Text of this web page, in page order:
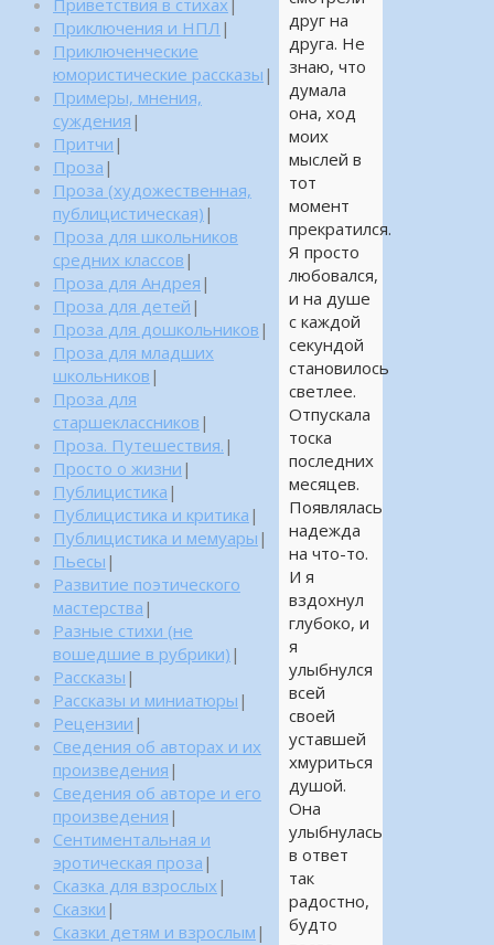
друг на
друга. Не
знаю, что
думала
она, ход
моих
мыслей в
тот
момент
прекратился.
Я просто
любовался,
и на душе
с каждой
секундой
становилось
светлее.
Отпускала
тоска
последних
месяцев.
Появлялась
надежда
на что-то.
И я
вздохнул
глубоко, и
я
улыбнулся
всей
своей
уставшей
хмуриться
душой.
Она
улыбнулась
в ответ
так
радостно,
будто
Приветствия в стихах
Приключения и НПЛ |
Приключенческие
юмористические рассказы |
Примеры, мнения,
суждения |
Притчи |
Проза |
Проза (художественная,
публицистическая) |
Проза для школьников
средних классов |
Проза для Андрея |
Проза для детей |
Проза для дошкольников |
Проза для младших
школьников |
Проза для
старшеклассников |
Проза. Путешествия. |
Просто о жизни |
Публицистика |
Публицистика и критика |
Публицистика и мемуары |
Пьесы |
Развитие поэтического
мастерства |
Разные стихи (не
вошедшие в рубрики) |
Рассказы |
Рассказы и миниатюры |
Рецензии |
Сведения об авторах и их
произведения |
Сведения об авторе и его
произведения |
Сентиментальная и
эротическая проза |
Сказка для взрослых |
Сказки |
Сказки детям и взрослым |